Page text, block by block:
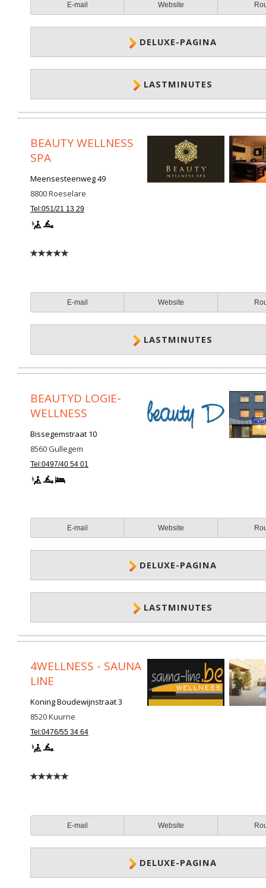
E-mail Website
DELUXE-PAGINA
LASTMINUTES
BEAUTY WELLNESS
SPA
Meensesteenweg 49
8800Roeselare
Tel:051/21 13 29
E-mail Website
LASTMINUTES
BEAUTYD LOGIE-
WELLNESS
Bissegemstraat 10
8560Gullegem
Tel:0497/40 54 01
E-mail Website
DELUXE-PAGINA
LASTMINUTES
4WELLNESS - SAUNA
LINE
Koning Boudewijnstraat 3
8520Kuurne
Tel:0476/55 34 64
E-mail Website
DELUXE-PAGINA